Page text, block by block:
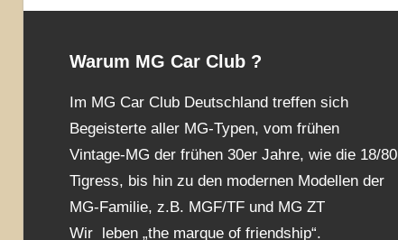
Warum MG Car Club ?
Im MG Car Club Deutschland treffen sich
Begeisterte aller MG-Typen, vom frühen
Vintage-MG der frühen 30er Jahre, wie die 18/80
Tigress, bis hin zu den modernen Modellen der
MG-Familie, z.B. MGF/TF und MG ZT
Wir leben „the marque of friendship“.